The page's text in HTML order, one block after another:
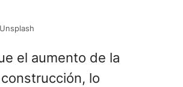
el aumento de la
lo